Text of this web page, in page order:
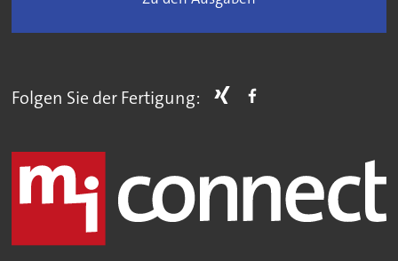
Folgen Sie der Fertigung: